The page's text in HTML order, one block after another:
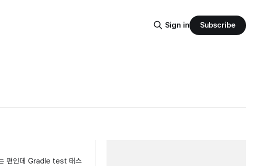
Sign in Subscribe
는 편인데 Gradle test 태스